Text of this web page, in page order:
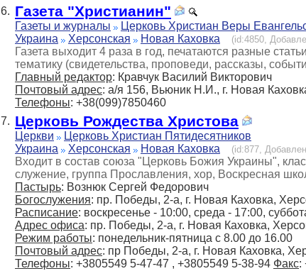
6. Газета "Христианин"
Газеты и журналы
Церковь Христиан Веры
Украина
Херсонская Новая Каховка (id:4850,
Газета выходит 4 раза в год, печатаются разные
тематику (свидетельства, проповеди, рассказы,
Главный редактор: Кравчук Василий Викторович
Почтовый адрес: а/я 156, Вьюник Н.И., г. Новая
Телефоны: +38(099)7850460
7. Церковь Рождества Христова
Церкви
Церковь Христиан Пятидесятников
Украина
Херсонская Новая Каховка (id:877,
Входит в состав союза "Церковь Божия Украины",
служение, группа Прославления, хор, Воскресная
Пастырь: Вознюк Сергей Федорович
Богослужения: пр. Победы, 2-а, г. Новая Каховка,
Расписание: воскресенье - 10:00, cреда - 17:00,
Адрес офиса: пр. Победы, 2-а, г. Новая Каховка,
Режим работы: понедельник-пятница с 8.00 до 16.00
Почтовый адрес: пр Победы, 2-а, г. Новая Каховка,
Телефоны: +3805549 5-47-47 , +3805549 5-38-94 Факс: